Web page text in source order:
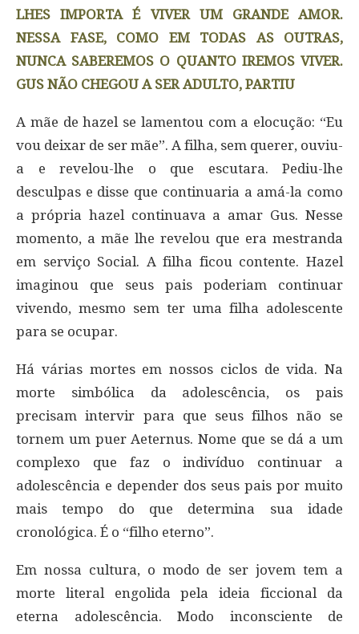
LHES IMPORTA É VIVER UM GRANDE AMOR.
NESSA FASE, COMO EM TODAS AS OUTRAS,
NUNCA SABEREMOS O QUANTO IREMOS VIVER.
GUS NÃO CHEGOU A SER ADULTO, PARTIU
A mãe de hazel se lamentou com a elocução: “Eu
vou deixar de ser mãe”. A filha, sem querer, ouviu-
a e revelou-lhe o que escutara. Pediu-lhe
desculpas e disse que continuaria a amá-la como
a própria hazel continuava a amar Gus. Nesse
momento, a mãe lhe revelou que era mestranda
em serviço Social. A filha ficou contente. Hazel
imaginou que seus pais poderiam continuar
vivendo, mesmo sem ter uma filha adolescente
para se ocupar.
Há várias mortes em nossos ciclos de vida. Na
morte simbólica da adolescência, os pais
precisam intervir para que seus filhos não se
tornem um puer Aeternus. Nome que se dá a um
complexo que faz o indivíduo continuar a
adolescência e depender dos seus pais por muito
mais tempo do que determina sua idade
cronológica. É o “filho eterno”.
Em nossa cultura, o modo de ser jovem tem a
morte literal engolida pela ideia ficcional da
eterna adolescência. Modo inconsciente de